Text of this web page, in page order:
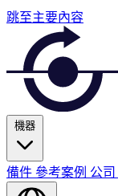
跳至主要內容
機器
備件 參考案例 公司